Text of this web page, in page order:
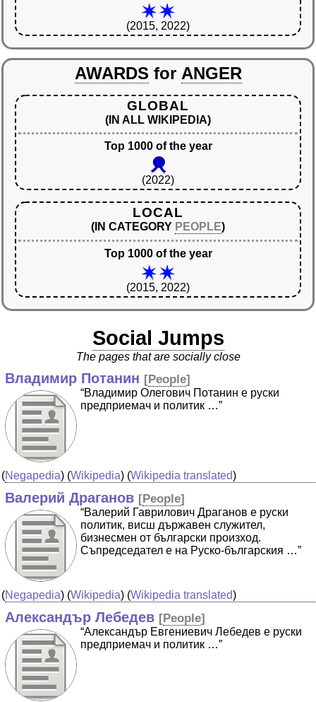
(2015, 2022)
AWARDS for ANGER
GLOBAL
(IN ALL WIKIPEDIA)
Top 1000 of the year
(2022)
LOCAL
(IN CATEGORY PEOPLE)
Top 1000 of the year
(2015, 2022)
Social Jumps
The pages that are socially close
Владимир Потанин [People]
“Владимир Олегович Потанин е руски
предприемач и политик …”
(Negapedia) (Wikipedia) (Wikipedia translated)
Валерий Драганов [People]
“Валерий Гаврилович Драганов е руски
политик, висш държавен служител,
бизнесмен от български произход.
Съпредседател е на Руско-българския …”
(Negapedia) (Wikipedia) (Wikipedia translated)
Александър Лебедев [People]
“Александър Евгениевич Лебедев е руски
предприемач и политик …”